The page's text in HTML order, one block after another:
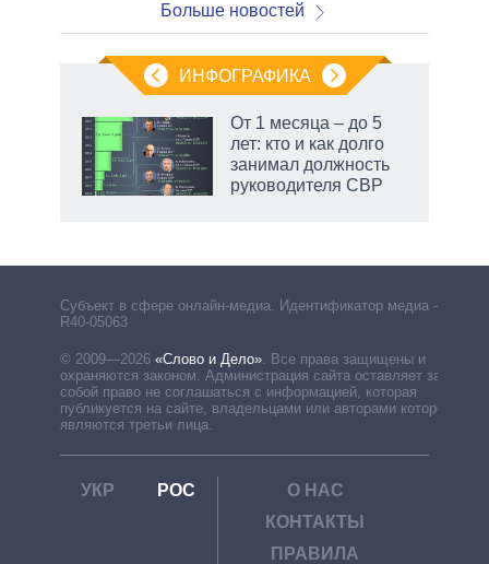
Больше новостей
ИНФОГРАФИКА
От 1 месяца – до 5
лет: кто и как долго
занимал должность
руководителя СВР
Субъект в сфере онлайн-медиа. Идентификатор медиа –
R40-05063
© 2009—2026 «Слово и Дело». Все права защищены и
охраняются законом. Администрация сайта оставляет за
собой право не соглашаться с информацией, которая
публикуется на сайте, владельцами или авторами которой
являются третьи лица.
УКР РОС
О НАС
КОНТАКТЫ
ПРАВИЛА